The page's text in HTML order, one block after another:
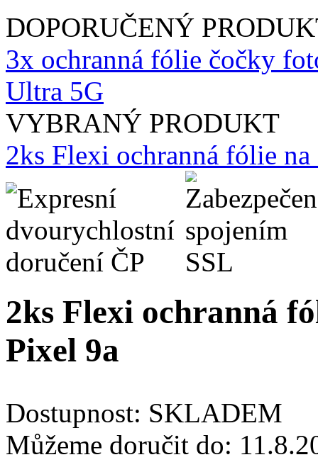
DOPORUČENÝ
3x ochranná fólie čočky
Ultra 5G
VYBRANÝ PRODUKT
2ks Flexi ochranná fólie
2ks Flexi ochranná
Pixel 9a
Dostupnost: SKLADEM
Můžeme doručit do: